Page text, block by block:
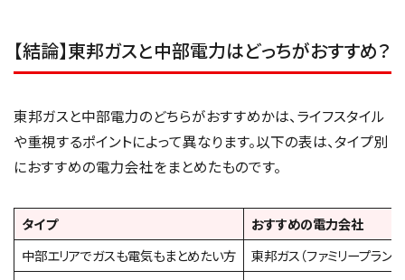
【結論】東邦ガスと中部電力はどっちがおすすめ？
東邦ガスと中部電力のどちらがおすすめかは、ライフスタイル
や重視するポイントによって異なります。以下の表は、タイプ別
におすすめの電力会社をまとめたものです。
タイプ
おすすめの電力会社
中部エリアでガスも電気もまとめたい方
東邦ガス（ファミリープラン）